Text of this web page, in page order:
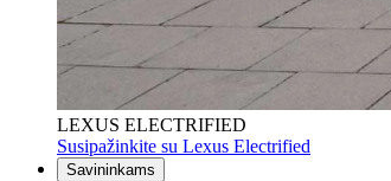
LEXUS ELECTRIFIED
Susipažinkite su Lexus Electrified
Savininkams